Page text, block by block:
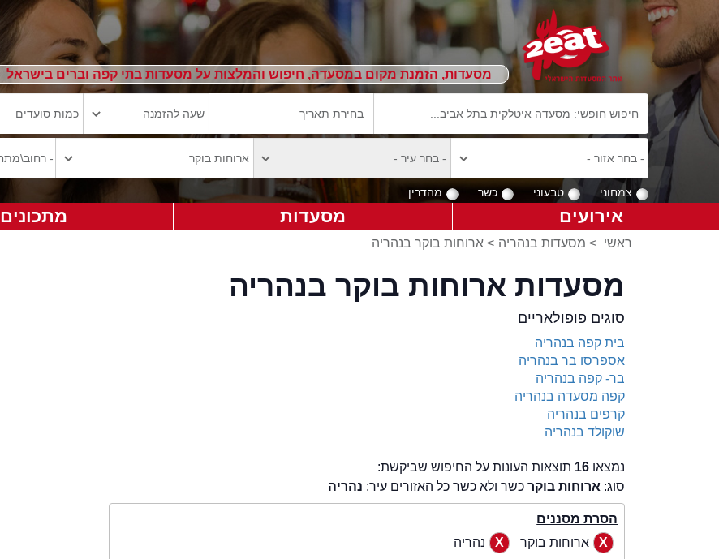
מסעדות, הזמנת מקום במסעדה, חיפוש והמלצות על מסעדות בתי קפה וברים בישראל
צמחוני טבעוני כשר מהדרין
אירועים מסעדות מתכונים
ראשי > מסעדות בנהריה > ארוחות בוקר בנהריה
מסעדות ארוחות בוקר בנהריה
סוגים פופולאריים
בית קפה בנהריה
אספרסו בר בנהריה
בר- קפה בנהריה
קפה מסעדה בנהריה
קרפים בנהריה
שוקולד בנהריה
נמצאו 16 תוצאות העונות על החיפוש שביקשת:
סוג: ארוחות בוקרכשר ולא כשר כל האזורים עיר: נהריה
הסרת מסננים
ארוחות בוקר
נהריה